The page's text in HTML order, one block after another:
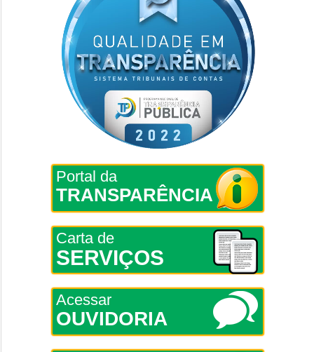
Portal da
TRANSPARÊNCIA
Carta de
SERVIÇOS
Acessar
OUVIDORIA